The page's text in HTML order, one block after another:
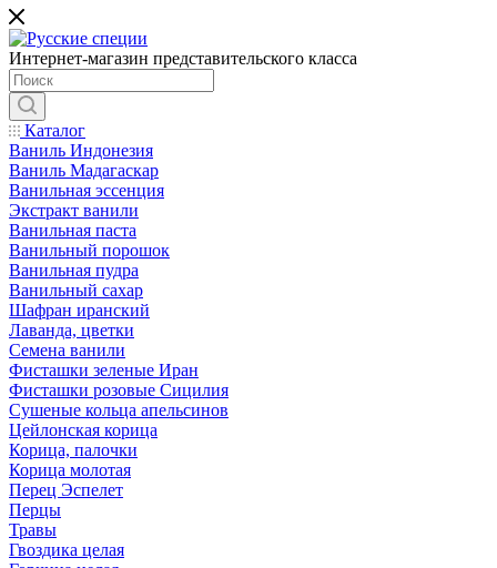
Интернет-магазин представительского класса
Каталог
Ваниль Индонезия
Ваниль Мадагаскар
Ванильная эссенция
Экстракт ванили
Ванильная паста
Ванильный порошок
Ванильная пудра
Ванильный сахар
Шафран иранский
Лаванда, цветки
Семена ванили
Фисташки зеленые Иран
Фисташки розовые Сицилия
Сушеные кольца апельсинов
Цейлонская корица
Корица, палочки
Корица молотая
Перец Эспелет
Перцы
Травы
Гвоздика целая